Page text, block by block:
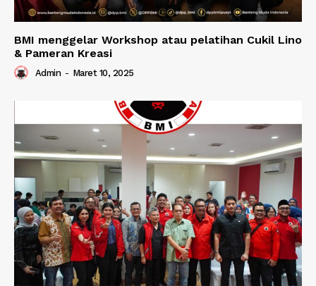
BMI menggelar Workshop atau pelatihan Cukil Lino
& Pameran Kreasi
Admin - Maret 10, 2025